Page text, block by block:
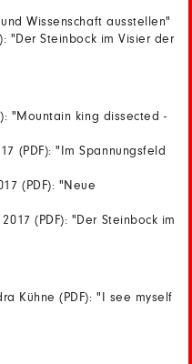
Wissenschaft ausstellen"
"Der Steinbock im Visier der
"Mountain king dissected -
(PDF): "Im Spannungsfeld
(PDF): "Neue
(PDF): "Der Steinbock im
Kühne (PDF): "I see myself